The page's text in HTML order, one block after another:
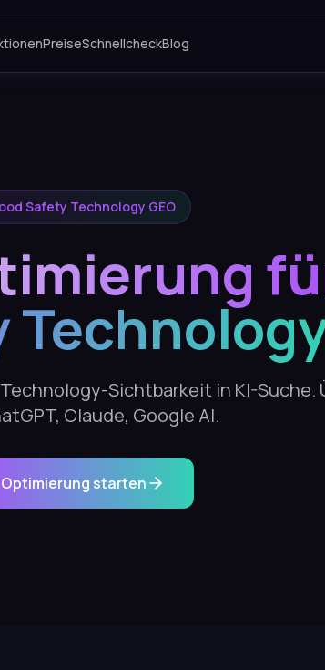
PreiseSchnellcheckBlog
Safety Technology GEO
Sichtbarkeit in KI-Suche.
Claude, Google AI.
Optimierung starten